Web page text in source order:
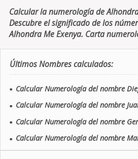
Calcular la numerología de
Descubre el significado de los
Alhondra Me Exenya. Carta
Últimos Nombres calculados:
■ Calcular Numerología del nombre
■ Calcular Numerología del nombre
■ Calcular Numerología del nombre
■ Calcular Numerología del nombre